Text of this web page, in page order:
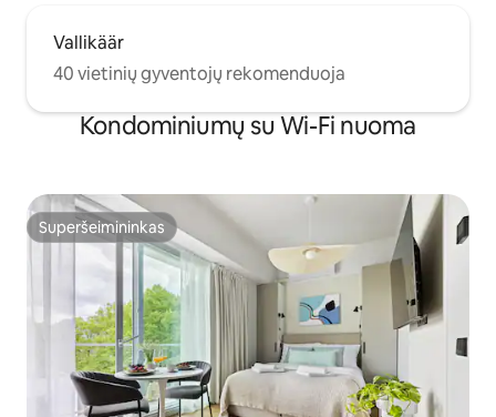
Vallikäär
40 vietinių gyventojų rekomenduoja
Kondominiumų su Wi-Fi nuoma
Superšeimininkas
Superšeimininkas